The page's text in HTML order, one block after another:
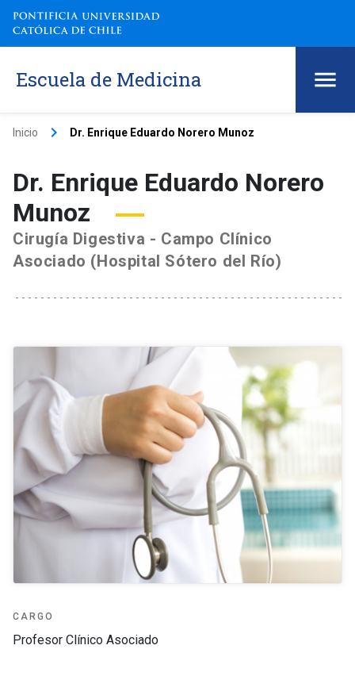
Escuela de Medicina
Inicio keyboard_arrow_right Dr. Enrique Eduardo Norero Munoz
Dr. Enrique Eduardo Norero
Munoz
Cirugía Digestiva - Campo Clínico
Asociado (Hospital Sótero del Río)
CARGO
Profesor Clínico Asociado